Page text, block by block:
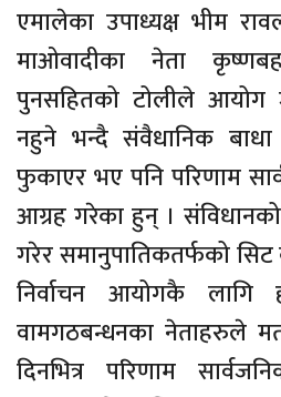
एमालेका उपाध्यक्ष भीम
माओवादीका नेता
पुनसहितको टोलीले आयोग
नहुने भन्दै संवैधानिक
फुकाएर भए पनि परिणाम
आग्रह गरेका हुन् ।
गरेर समानुपातिकतर्फको सिट
निर्वाचन आयोगकै लागि
वामगठबन्धनका नेताहरुले
दिनभित्र परिणाम